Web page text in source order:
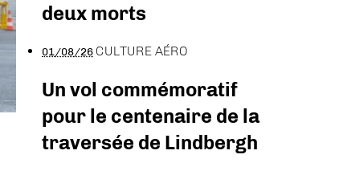
deux morts
01/08/26 CULTURE AÉRO
Un vol commémoratif
pour le centenaire de la
traversée de Lindbergh